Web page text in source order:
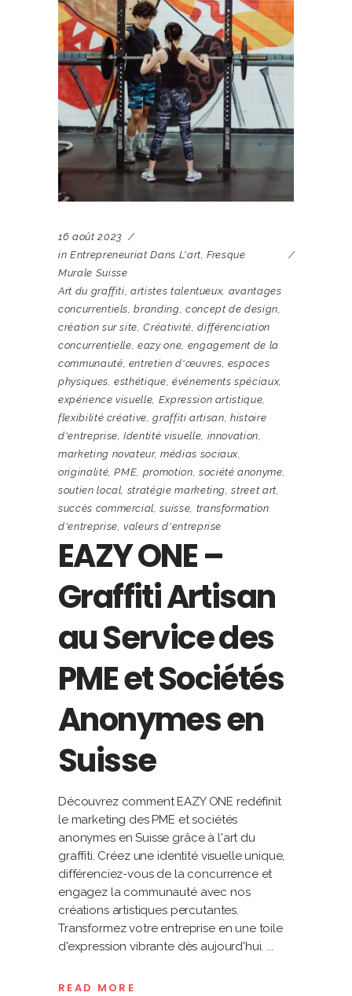
16 août 2023
in Entrepreneuriat Dans L'art,Fresque
Murale Suisse
Art du graffiti,artistes talentueux, avantages
concurrentiels,branding, concept de design,
création sur site,Créativité,différenciation
concurrentielle,eazy one, engagement de la
communauté, entretien d'œuvres, espaces
physiques,esthétique, événements spéciaux,
expérience visuelle, Expression artistique,
flexibilité créative,graffiti artisan,histoire
d'entreprise,Identité visuelle, innovation,
marketing novateur,médias sociaux,
originalité,PME, promotion, société anonyme,
soutien local, stratégie marketing,street art,
succès commercial,suisse, transformation
d'entreprise,valeurs d'entreprise
EAZY ONE –
Graffiti Artisan
au Service des
PME et Sociétés
Anonymes en
Suisse
Découvrez comment EAZY ONE redéfinit
le marketing des PME et sociétés
anonymes en Suisse grâce à l'art du
graffiti. Créez une identité visuelle unique,
différenciez-vous de la concurrence et
engagez la communauté avec nos
créations artistiques percutantes.
Transformez votre entreprise en une toile
d'expression vibrante dès aujourd'hui.
READ MORE